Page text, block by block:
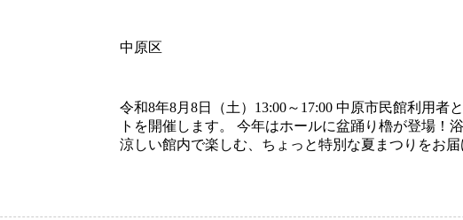
中原区
令和8年8月8日（土）13:00～17:00 中原市民館利用
トを開催します。 今年はホールに盆踊り櫓が登場！
涼しい館内で楽しむ、ちょっと特別な夏まつりをお届